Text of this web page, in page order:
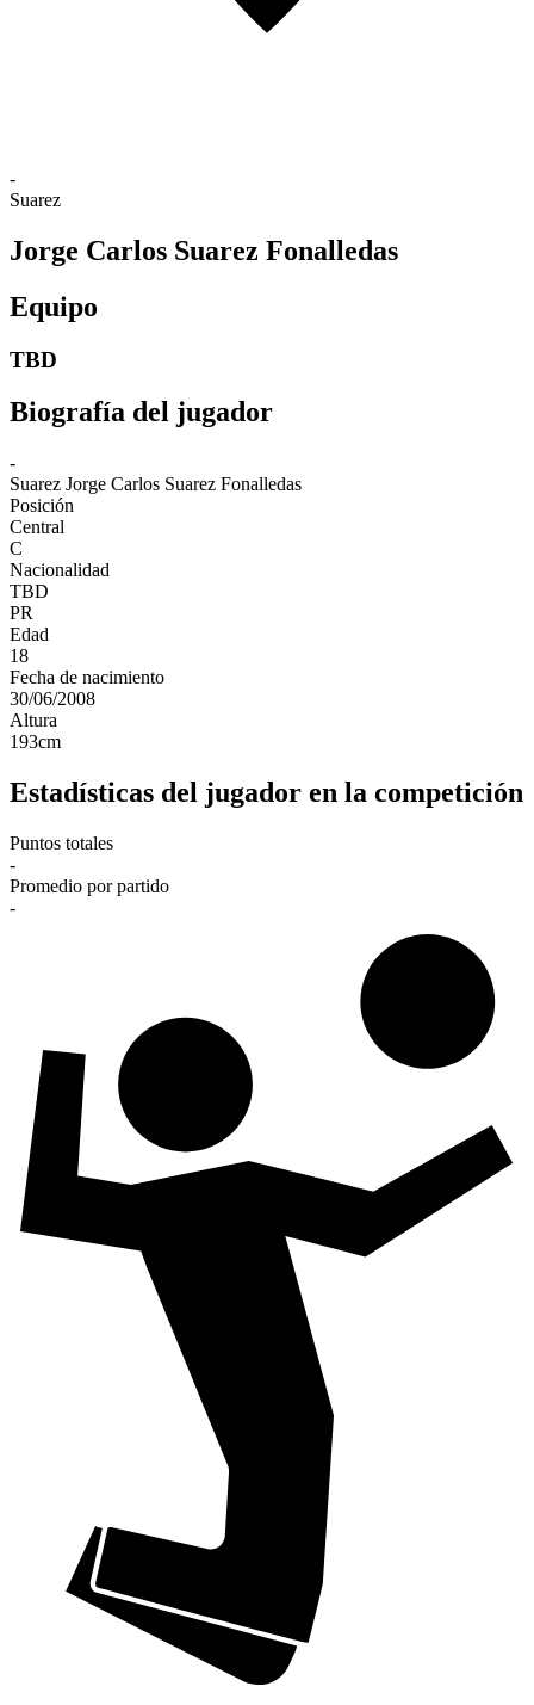
-
Suarez
Jorge Carlos Suarez Fonalledas
Equipo
TBD
Biografía del jugador
-
Suarez Jorge Carlos Suarez Fonalledas
Posición
Central
C
Nacionalidad
TBD
PR
Edad
18
Fecha de nacimiento
30/06/2008
Altura
193cm
Estadísticas del jugador en la competición
Puntos totales
-
Promedio por partido
-